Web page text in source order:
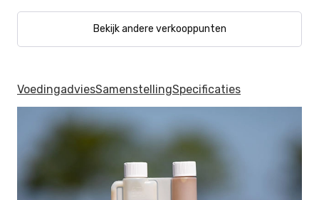
Bekijk andere verkooppunten
VoedingadviesSamenstellingSpecificaties